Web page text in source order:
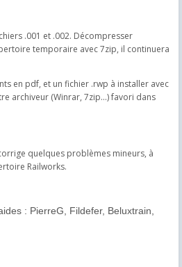
.001 et .002. Décompresser
temporaire avec 7zip, il continuera
en pdf, et un fichier .rwp à installer avec
archiveur (Winrar, 7zip...) favori dans
quelques problèmes mineurs, à
Railworks.
: PierreG, Fildefer, Beluxtrain,